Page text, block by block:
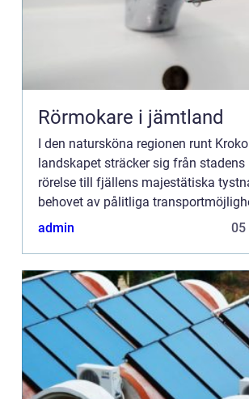
Rörmokare i jämtland
I den natursköna regionen runt
landskapet sträcker sig från stadens
rörelse till fjällens majestätiska
behovet av pålitliga
betonas. Att ha ...
admin 05